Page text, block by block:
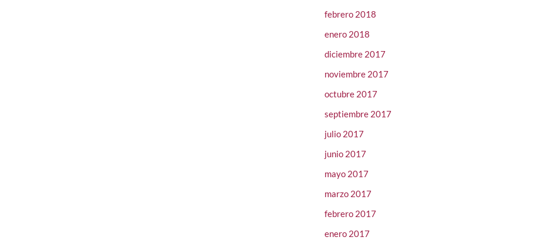
febrero 2018
enero 2018
diciembre 2017
noviembre 2017
octubre 2017
septiembre 2017
julio 2017
junio 2017
mayo 2017
marzo 2017
febrero 2017
enero 2017